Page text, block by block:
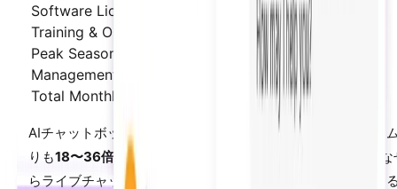
Software Licenses
$150-300
Training & Onboarding
$500-1,000
Peak Season Overtime
$1,500-3,000
Management Overhead
$1,000-2,000
Total Monthly Cost
$9,150-18,300
AIチャットボットは同じ問い合わせ量に対して、人間のチー
りも18〜36倍安価
です。しかし、この比較は不完全です。
らライブチャットとAIは異なるタイプの問い合わせに対応す